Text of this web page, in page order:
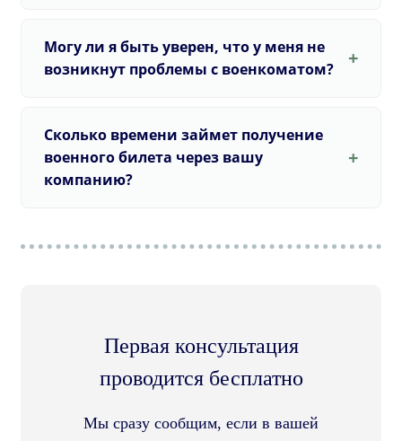
Могу ли я быть уверен, что у меня не
возникнут проблемы с военкоматом?
Сколько времени займет получение
военного билета через вашу
компанию?
Первая консультация
проводится бесплатно
Мы сразу сообщим, если в вашей